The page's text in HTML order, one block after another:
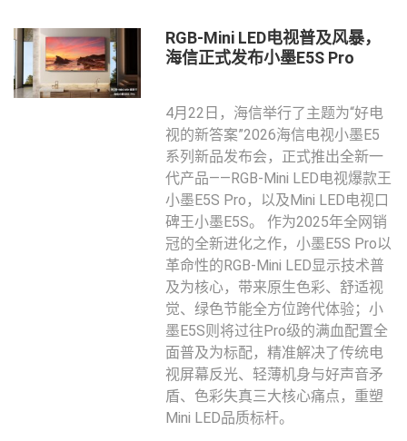
RGB-Mini LED电视普及风暴，
海信正式发布小墨E5S Pro
4月22日，海信举行了主题为“好电
视的新答案”2026海信电视小墨E5
系列新品发布会，正式推出全新一
代产品——RGB-Mini LED电视爆款王
小墨E5S Pro，以及Mini LED电视口
碑王小墨E5S。 作为2025年全网销
冠的全新进化之作，小墨E5S Pro以
革命性的RGB-Mini LED显示技术普
及为核心，带来原生色彩、舒适视
觉、绿色节能全方位跨代体验；小
墨E5S则将过往Pro级的满血配置全
面普及为标配，精准解决了传统电
视屏幕反光、轻薄机身与好声音矛
盾、色彩失真三大核心痛点，重塑
Mini LED品质标杆。